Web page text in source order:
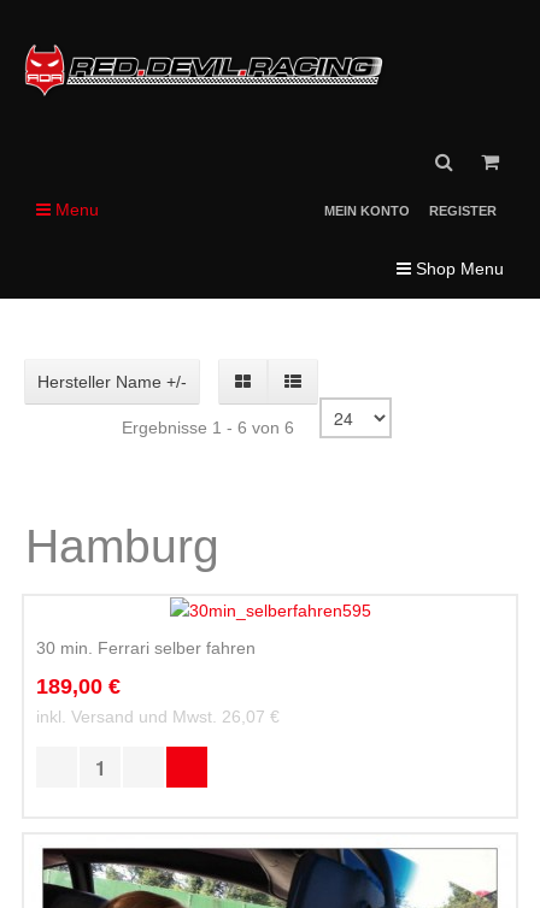
MEIN KONTO REGISTER
Menu
Shop Menu
Hersteller Name +/-
Ergebnisse 1 - 6 von 6
Hamburg
30 min. Ferrari selber fahren
189,00 €
inkl. Versand und Mwst. 26,07 €